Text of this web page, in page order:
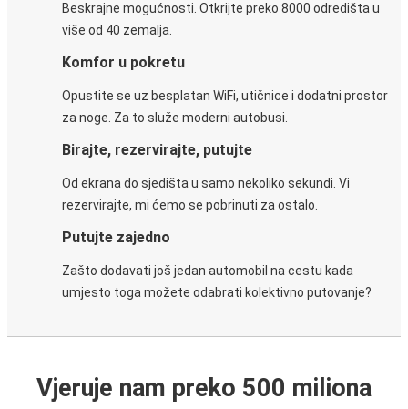
Beskrajne mogućnosti. Otkrijte preko 8000 odredišta u
više od 40 zemalja.
Komfor u pokretu
Opustite se uz besplatan WiFi, utičnice i dodatni prostor
za noge. Za to služe moderni autobusi.
Birajte, rezervirajte, putujte
Od ekrana do sjedišta u samo nekoliko sekundi. Vi
rezervirajte, mi ćemo se pobrinuti za ostalo.
Putujte zajedno
Zašto dodavati još jedan automobil na cestu kada
umjesto toga možete odabrati kolektivno putovanje?
Vjeruje nam preko 500 miliona